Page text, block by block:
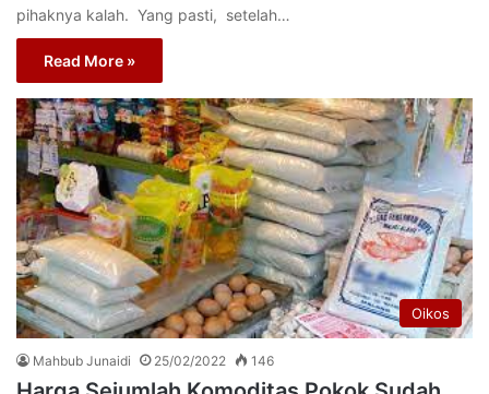
pihaknya kalah. Yang pasti, setelah…
Read More »
Oikos
Mahbub Junaidi 25/02/2022 146